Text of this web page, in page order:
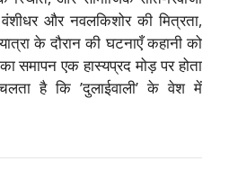
और नवलकिशोर की मित्रता,
के दौरान की घटनाएँ कहानी को
समापन एक हास्यप्रद मोड़ पर होता
है कि ’दुलाईवाली’ के वेश में